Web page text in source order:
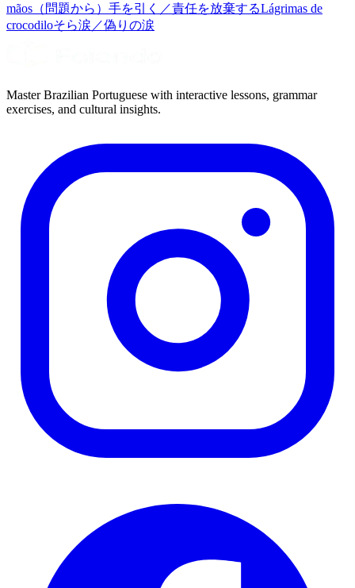
mãos （問題から）手を引く／責任を放棄するLágrimas de
crocodiloそら涙／偽りの涙
Master Brazilian Portuguese with interactive lessons, grammar
exercises, and cultural insights.